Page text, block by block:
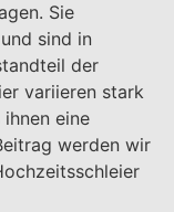
Sie
sind in
der
variieren stark
eine
werden wir